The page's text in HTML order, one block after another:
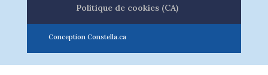
Politique de cookies (CA)
Conception Constella.ca